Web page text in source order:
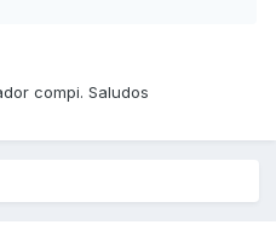
compi. Saludos